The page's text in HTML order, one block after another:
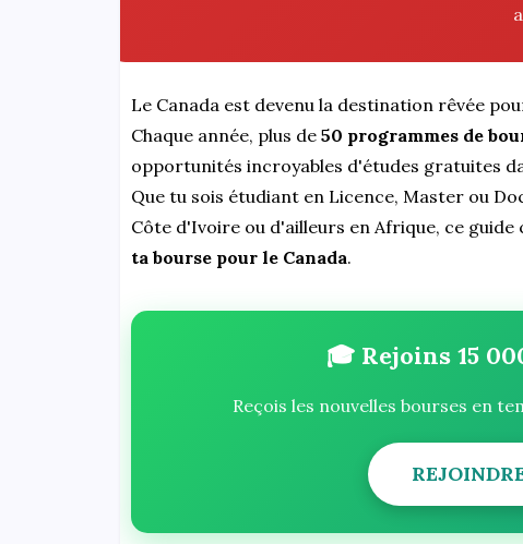
Le Canada est devenu la destination rêvée
Chaque année, plus de 50 programmes de
opportunités incroyables d'études gratuites
Que tu sois étudiant en Licence, Master ou
Côte d'Ivoire ou d'ailleurs en Afrique, ce
ta bourse pour le Canada.
🎓 Rejoins 15
Reçois les nouvelles bourses en